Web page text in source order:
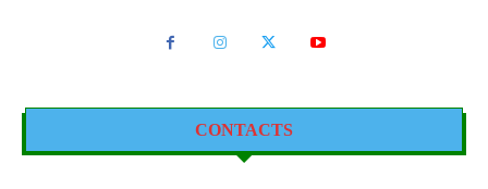
CONTACTS